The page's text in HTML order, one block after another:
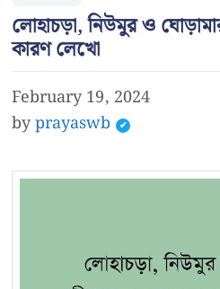
লোহাচড়া, নিউমুর ও
কারণ লেখো
February 19, 2024
byprayaswb